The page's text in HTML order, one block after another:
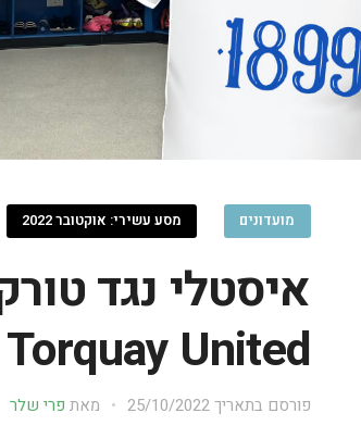
מועדונים מסע עשירי: אוקטובר 2022
איסטלי נגד
United
פורסם בתאריך25/10/2022 מאת פרי שלר